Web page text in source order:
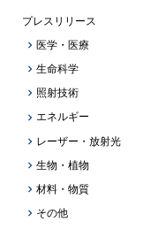
プレスリリース
医学・医療
生命科学
照射技術
エネルギー
レーザー・放射光
生物・植物
材料・物質
その他